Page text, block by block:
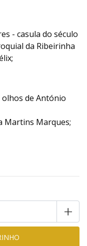
- casula do século
da Ribeirinha
olhos de António
Martins Marques;
+